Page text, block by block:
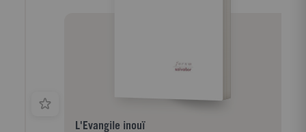
L'Evangile inouï